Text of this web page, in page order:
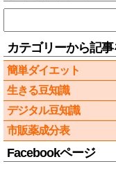
カテゴリーから記
簡単ダイエット
生きる豆知識
デジタル豆知識
市販薬成分表
Facebookページ